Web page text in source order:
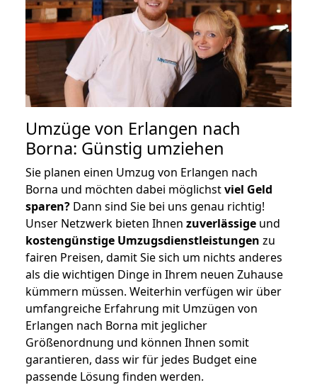
Umzüge von Erlangen nach
Borna: Günstig umziehen
Sie planen einen Umzug von Erlangen nach
Borna und möchten dabei möglichstviel Geld
sparen? Dann sind Sie bei uns genau richtig!
Unser Netzwerk bieten Ihnen zuverlässige und
kostengünstige Umzugsdienstleistungen zu
fairen Preisen, damit Sie sich um nichts anderes
als die wichtigen Dinge in Ihrem neuen Zuhause
kümmern müssen. Weiterhin verfügen wir über
umfangreiche Erfahrung mit Umzügen von
Erlangen nach Borna mit jeglicher
Größenordnung und können Ihnen somit
garantieren, dass wir für jedes Budget eine
passende Lösung finden werden.